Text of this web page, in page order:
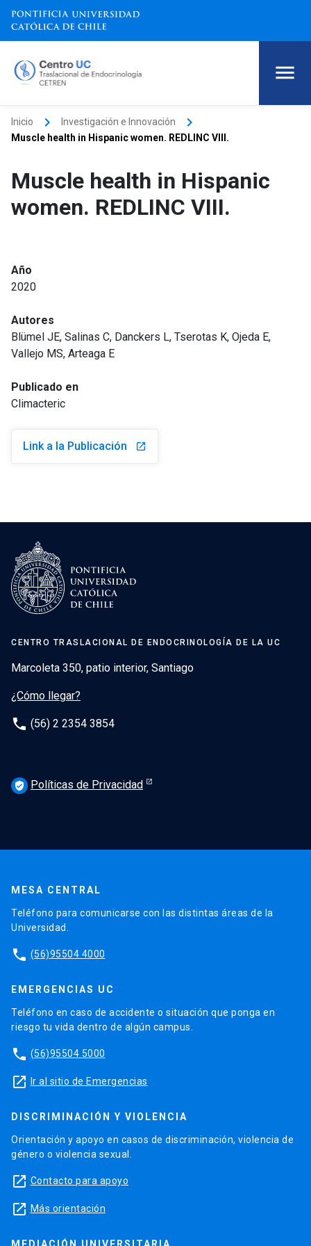
Inicio keyboard_arrow_right Investigación e Innovación keyboard_arrow_right
Muscle health in Hispanic women. REDLINC VIII.
Muscle health in Hispanic
women. REDLINC VIII.
Año
2020
Autores
Blümel JE, Salinas C, Danckers L, Tserotas K, Ojeda E,
Vallejo MS, Arteaga E
Publicado en
Climacteric
Link a la Publicación launch
CENTRO TRASLACIONAL DE ENDOCRINOLOGÍA DE LA UC
Marcoleta 350, patio interior, Santiago
¿Cómo llegar?
phone (56) 2 2354 3854
verified_user Políticas de Privacidad
MESA CENTRAL
Teléfono para comunicarse con las distintas áreas de la
Universidad.
phone (56)95504 4000
EMERGENCIAS UC
Teléfono en caso de accidente o situación que ponga en
riesgo tu vida dentro de algún campus.
phone (56)95504 5000
launch Ir al sitio de Emergencias
DISCRIMINACIÓN Y VIOLENCIA
Orientación y apoyo en casos de discriminación, violencia de
género o violencia sexual.
launch Contacto para apoyo
launch Más orientación